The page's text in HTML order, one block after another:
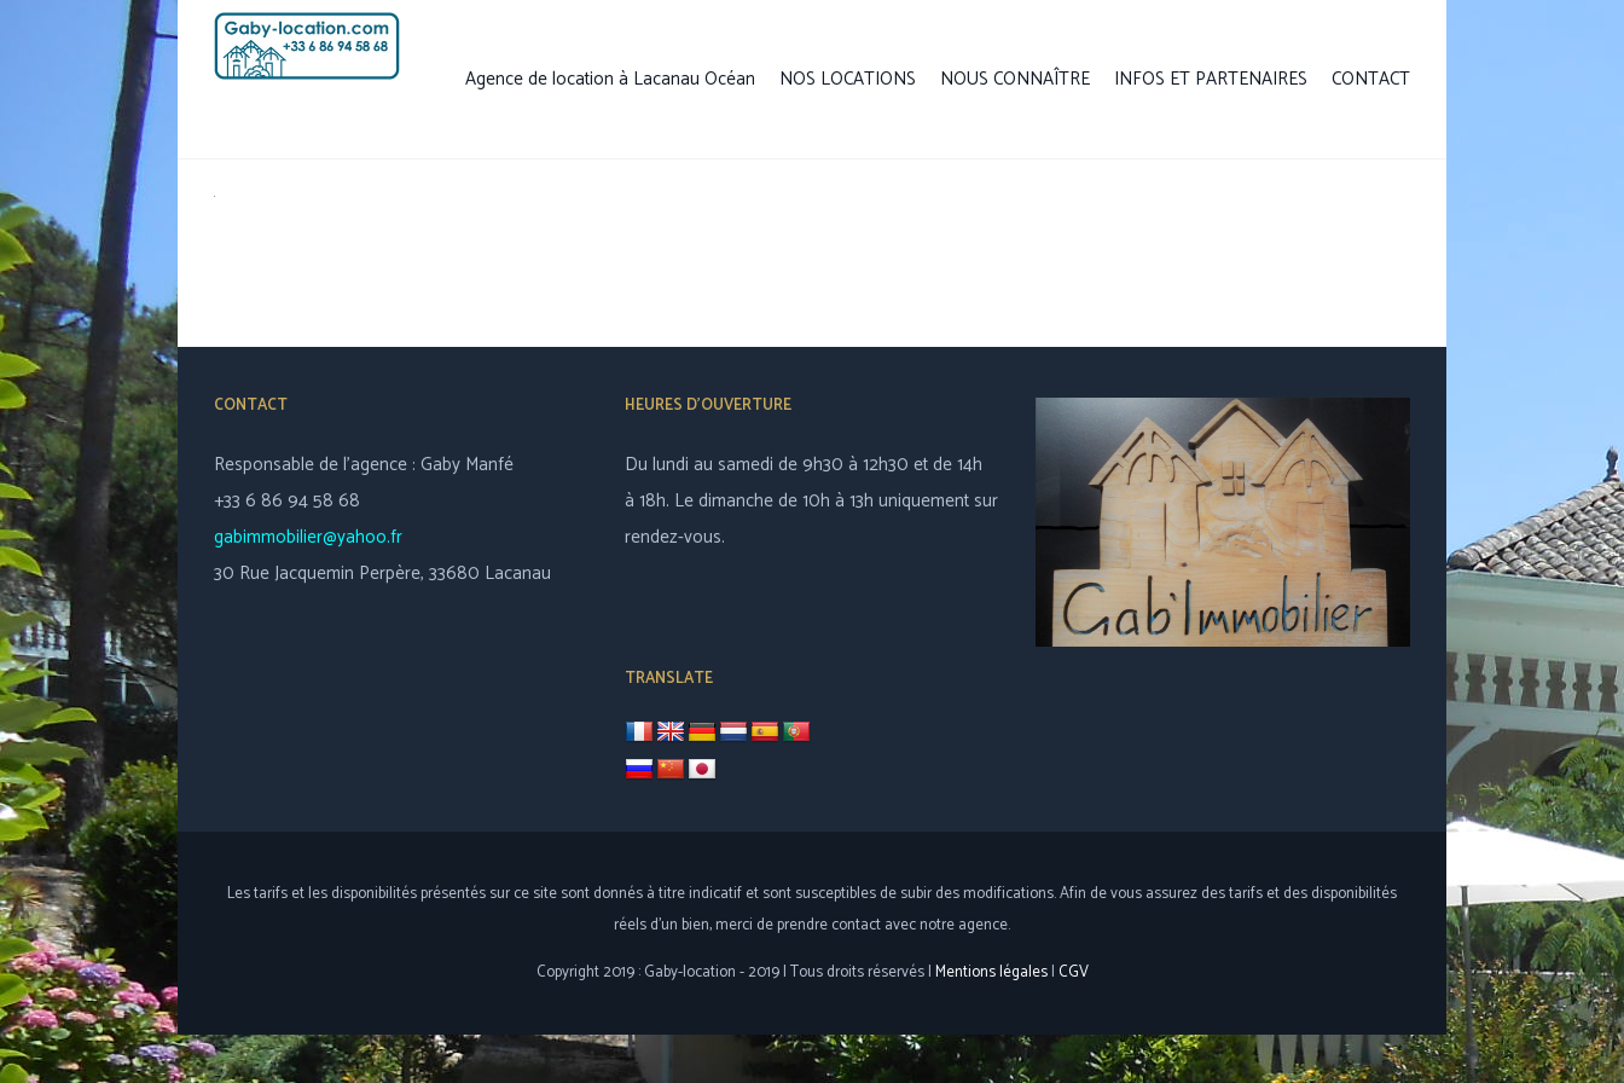
Agence de location à Lacanau Océan NOS LOCATIONS NOUS CONNAÎTRE INFOS ET PARTENAIRES CONTACT
CONTACT
Responsable de l’agence : Gaby Manfé
+33 6 86 94 58 68
gabimmobilier@yahoo.fr
30 Rue Jacquemin Perpère, 33680 Lacanau
HEURES D’OUVERTURE
Du lundi au samedi de 9h30 à 12h30 et de 14h
à 18h. Le dimanche de 10h à 13h uniquement sur
rendez-vous.
TRANSLATE
Les tarifs et les disponibilités présentés sur ce site sont donnés à titre indicatif et sont susceptibles de subir des modifications. Afin de vous assurez des tarifs et des disponibilités
réels d'un bien, merci de prendre contact avec notre agence.
Copyright 2019 : Gaby-location - 2019 | Tous droits réservés |Mentions légales| CGV